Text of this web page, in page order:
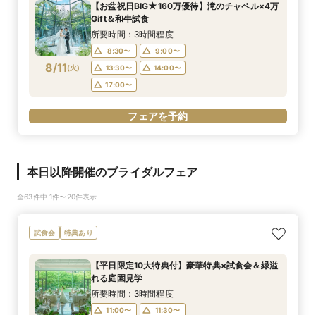
8/11(火)
【お盆祝日BIG★160万優待】滝のチャペル×4万
Gift＆和牛試食
所要時間：3時間程度
8:30〜
9:00〜
13:30〜
14:00〜
17:00〜
フェアを予約
本日以降開催のブライダルフェア
全63件中 1件〜20件表示
試食会 特典あり
【平日限定10大特典付】豪華特典×試食会＆緑溢
れる庭園見学
所要時間：3時間程度
11:00〜
11:30〜